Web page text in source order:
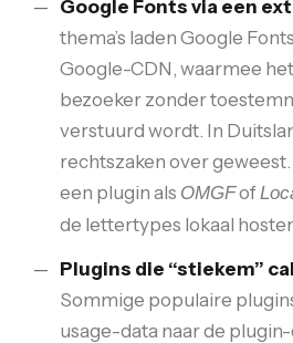
Google Fonts via een
thema’s laden Google
Google-CDN, waarmee
bezoeker zonder
verstuurd wordt. In
rechtszaken over
een plugin als OMGFof
de lettertypes lokaal
Plugins die “stiekem”
Sommige populaire
usage-data naar de